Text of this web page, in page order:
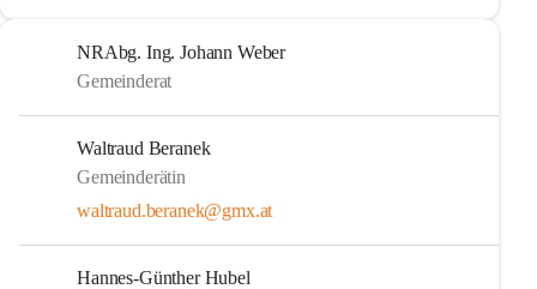
NRAbg. Ing. Johann Weber
Gemeinderat
Waltraud Beranek
Gemeinderätin
waltraud.beranek@gmx.at
Hannes-Günther Hubel